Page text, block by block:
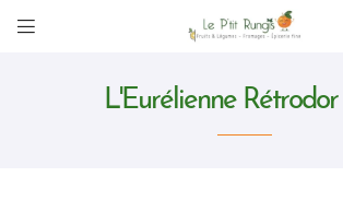

02 37 45 10 56L'Eurélienne Rétrodor